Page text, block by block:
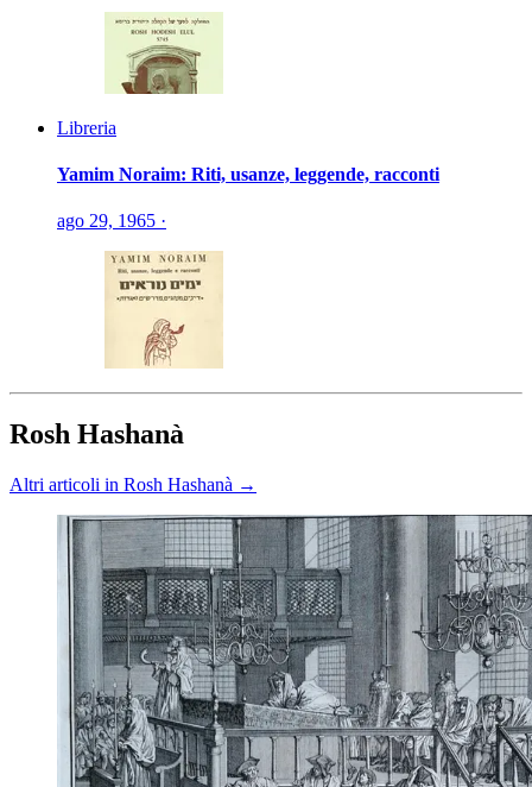
Libreria
Yamim Noraim: Riti, usanze, leggende, racconti
ago 29, 1965 ·
Rosh Hashanà
Altri articoli in Rosh Hashanà →